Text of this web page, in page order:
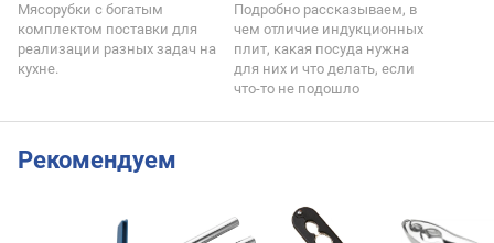
Мясорубки с богатым
комплектом поставки для
реализации разных задач на
кухне.
Подробно рассказываем, в
чем отличие индукционных
плит, какая посуда нужна
для них и что делать, если
что-то не подошло
Рекомендуем